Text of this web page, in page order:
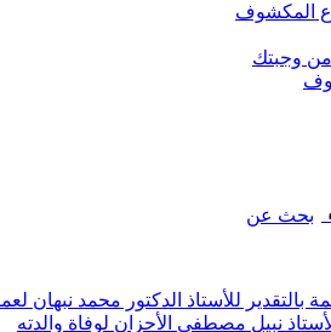
المكشوف
وجبتك
بحث عن
بالتقدير للأستاذ الدكتور محمد نبهان
نبيل مصطفى الأحزان لوفاة والدته